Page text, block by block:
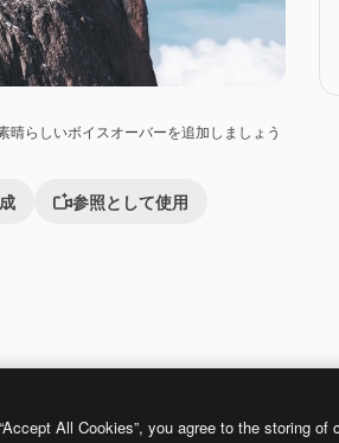
晴らしいボイスオーバーを追加しましょう
参照として使用
All Cookies”, you agree to the storing